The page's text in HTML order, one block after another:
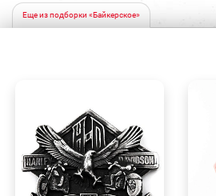
Еще из подборки «Байкерское»